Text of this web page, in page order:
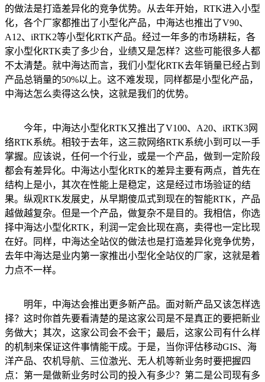
的做法是打造差异化的竞争优势。从去年开始，RTK进入小型
化，各个厂家都推出了小型化产品，中海达也推出了V90、
A12、iRTK2等小型化RTK产品。经过一年多的市场耕耘，各
家小型化RTK卖了多少台，业绩又是怎样？这些可能很多人都
不太清楚。就中海达而言，我们小型化RTK去年销量已经占到
产品总销量的50%以上。这不难发现，同样都是小型化产品，
中海达怎么卖得这么快，这就是我们的优势。
今年，中海达小型化RTK又推出了V100、A20、iRTK3网
络RTK系统。相较于去年，这三款网络RTK系统小到可以一手
掌握。应该说，任何一个行业，或是一个产品，做到一定阶段
都会有差异化。中海达小型化RTK的差异主要有两点，首先在
结构上是小，其次在性能上是稳定，这是经过市场验证的结
果。纵观RTK发展史，从早期傻瓜式到现在的智能RTK，产品
越做越复杂。但是一个产品，做复杂不是目的。我相信，你选
择中海达小型化RTK，利润一定会比现在高，卖得也一定比现
在好。同样，中海达全站仪的做法也是打造差异化竞争优势，
去年中海达是业内第一家推出小型化全站仪的厂家，这就是着
力点不一样。
明年，中海达会推出更多新产品。面对新产品又该怎样选
择？这时你首先要看清楚的是这家公司是不是真正的要把新业
务做大；其次，这家公司会不会干；最后，这家公司有什么样
的机制来保证这件事情能干成。于是，当你评估移动GIS、海
洋产品、农机导航、三位激光、无人机等新业务时要把握四
点：第一是做新业务时公司的投入有多少？第二是公司现有多